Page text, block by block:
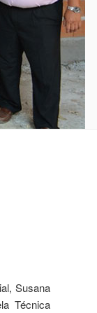
Susana
Técnica